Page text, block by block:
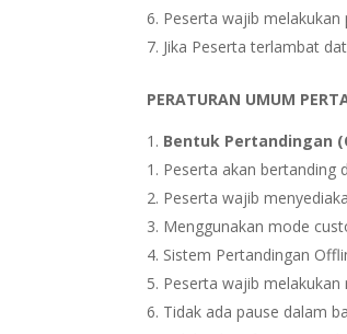
Peserta wajib
Jika Peserta terlambat
PERATURAN UMUM
Bentuk Pertandingan
Peserta akan bertanding
Peserta wajib
Menggunakan mode
Sistem Pertandingan
Peserta wajib melakukan
Tidak ada pause dalam